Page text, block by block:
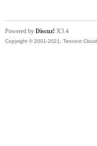
Powered by Discuz! X3.4
Copyright © 2001-2021, Tencent Cloud.